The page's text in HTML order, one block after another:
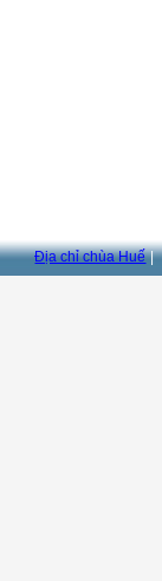
Địa chỉ chùa Huế |